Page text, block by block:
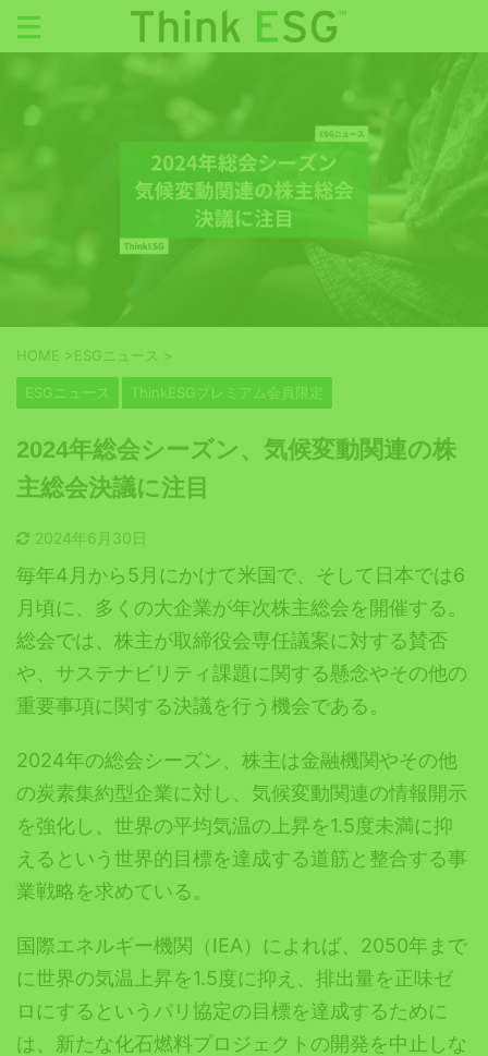
HOME >ESGニュース >
ESGニュース ThinkESGプレミアム会員限定
2024年総会シーズン、気候変動関連の株
主総会決議に注目
2024年6月30日
毎年4月から5月にかけて米国で、そして日本では6
月頃に、多くの大企業が年次株主総会を開催する。
総会では、株主が取締役会専任議案に対する賛否
や、サステナビリティ課題に関する懸念やその他の
重要事項に関する決議を行う機会である。
2024年の総会シーズン、株主は金融機関やその他
の炭素集約型企業に対し、気候変動関連の情報開示
を強化し、世界の平均気温の上昇を1.5度未満に抑
えるという世界的目標を達成する道筋と整合する事
業戦略を求めている。
国際エネルギー機関（IEA）によれば、2050年まで
に世界の気温上昇を1.5度に抑え、排出量を正味ゼ
ロにするというパリ協定の目標を達成するために
は、新たな化石燃料プロジェクトの開発を中止しな